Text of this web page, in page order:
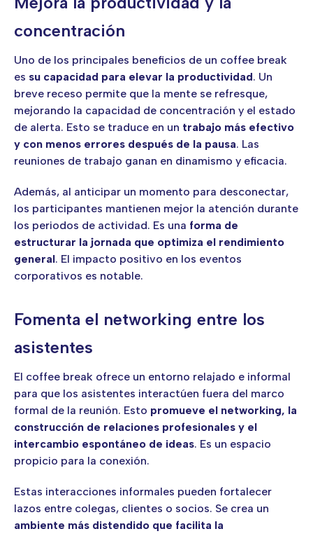
concentración
Uno de los principales beneficios de un coffee break
es su capacidad para elevar la productividad. Un
breve receso permite que la mente se refresque,
mejorando la capacidad de concentración y el estado
de alerta. Esto se traduce en un trabajo más efectivo
y con menos errores después de la pausa. Las
reuniones de trabajo ganan en dinamismo y eficacia.
Además, al anticipar un momento para desconectar,
los participantes mantienen mejor la atención durante
los periodos de actividad. Es una forma de
estructurar la jornada que optimiza el rendimiento
general. El impacto positivo en los eventos
corporativos es notable.
Fomenta el networking entre los
asistentes
El coffee break ofrece un entorno relajado e informal
para que los asistentes interactúen fuera del marco
formal de la reunión. Esto promueve el networking, la
construcción de relaciones profesionales y el
intercambio espontáneo de ideas. Es un espacio
propicio para la conexión.
Estas interacciones informales pueden fortalecer
lazos entre colegas, clientes o socios. Se crea un
ambiente más distendido que facilita la